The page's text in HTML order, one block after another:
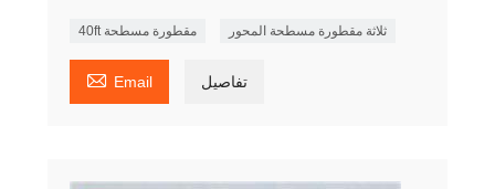
40ft مقطورة مسطحة ثلاثة مقطورة مسطحة المحور
 Email تفاصيل